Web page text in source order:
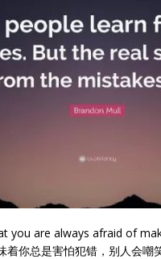
you are always afraid of
你总是害怕犯错，别人会嘲